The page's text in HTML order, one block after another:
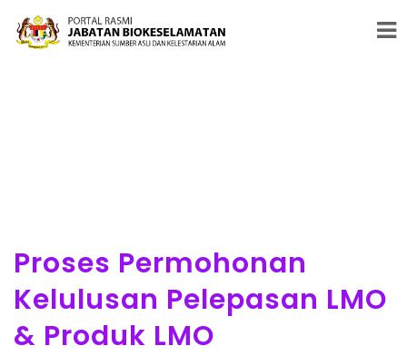
#PENERAJU PENGAWALSELIAAN BIOTEKNOLOGI MODEN &
BIOKESELAMATAN
Proses Permohonan
Kelulusan Pelepasan LMO
& Produk LMO